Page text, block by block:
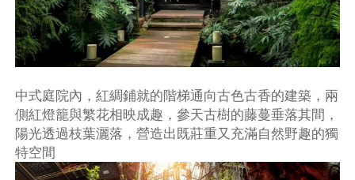
中式庭院內，紅綢鋪就的階梯通向古色古香的建築，兩
側紅燈籠與繁花相映成趣，參天古樹的藤蔓垂落其間，
陽光透過枝葉灑落，營造出既莊重又充滿自然野趣的獨
特空間